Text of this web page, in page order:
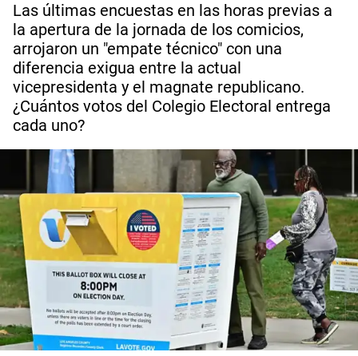
Las últimas encuestas en las horas previas a
la apertura de la jornada de los comicios,
arrojaron un "empate técnico" con una
diferencia exigua entre la actual
vicepresidenta y el magnate republicano.
¿Cuántos votos del Colegio Electoral entrega
cada uno?